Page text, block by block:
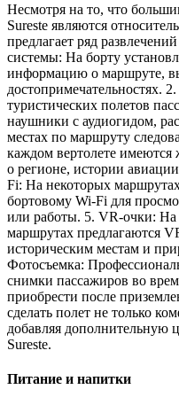
Несмотря на то, что
Sureste являются
предлагает ряд
системы: На борту
информацию о маршруте,
достопримечательностях.
туристических полетов
наушники с аудиогидом,
местах по маршруту
каждом вертолете
о регионе, истории
Fi: На некоторых
бортовому Wi-Fi для
или работы. 5. VR-очки: На
маршрутах предлагаются
историческим местам и
Фотосъемка:
снимки пассажиров во
приобрести после
сделать полет не только
добавляя дополнительную
Sureste.
Питание и напитки